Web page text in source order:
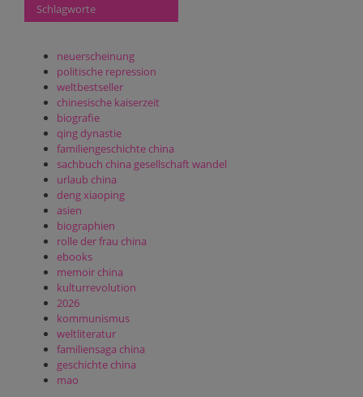
Schlagworte
neuerscheinung
politische repression
weltbestseller
chinesische kaiserzeit
biografie
qing dynastie
familiengeschichte china
sachbuch china gesellschaft wandel
urlaub china
deng xiaoping
asien
biographien
rolle der frau china
ebooks
memoir china
kulturrevolution
2026
kommunismus
weltliteratur
familiensaga china
geschichte china
mao